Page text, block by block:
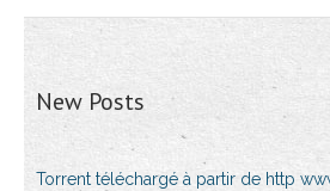
New Posts
Torrent téléchargé à partir de http